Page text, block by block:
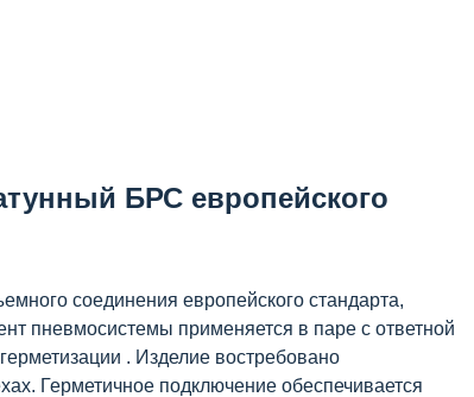
БРС европейского
соединения европейского стандарта,
пневмосистемы применяется в паре с ответной
. Изделие востребовано
Герметичное подключение обеспечивается